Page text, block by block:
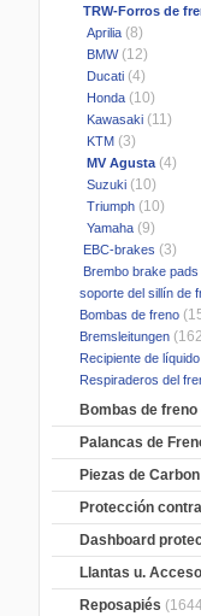
TRW-Forros de
Aprilia (8)
BMW(12)
Ducati (4)
Honda (10)
Kawasaki (11)
KTM (3)
MV Agusta(4)
Suzuki (10)
Triumph (10)
Yamaha (9)
EBC-brakes (3)
Brembo brake pads
soporte del sillín de
Bombas de freno
Bremsleitungen
Recipiente de
Respiraderos del
Bombas de freno
Palancas de
Piezas de Carbon
Protección
Dashboard
Llantas u.
Reposapiés